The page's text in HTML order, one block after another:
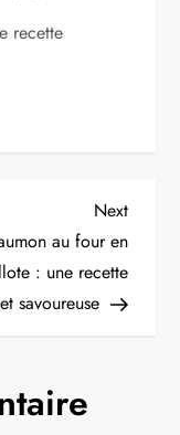
recette
Next
Post
Next
au four en
: une recette
savoureuse